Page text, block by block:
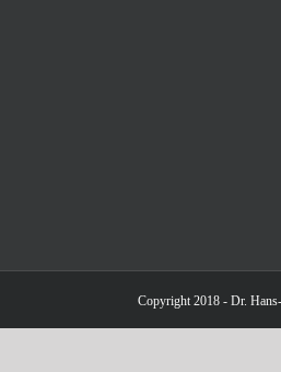
Copyright 2018 - Dr.